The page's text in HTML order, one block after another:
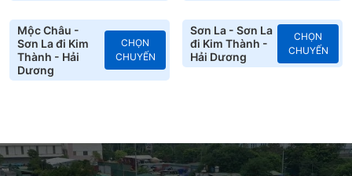
Mộc Châu -
Sơn La đi Kim
Thành - Hải
Dương
CHỌN
CHUYẾN
Sơn La - Sơn La
đi Kim Thành -
Hải Dương
CHỌN
CHUYẾN